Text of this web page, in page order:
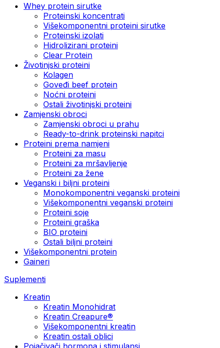
Whey protein sirutke
Proteinski koncentrati
Višekomponentni proteini sirutke
Proteinski izolati
Hidrolizirani proteini
Clear Protein
Životinjski proteini
Kolagen
Goveđi beef protein
Noćni proteini
Ostali životinjski proteini
Zamjenski obroci
Zamjenski obroci u prahu
Ready-to-drink proteinski napitci
Proteini prema namjeni
Proteini za masu
Proteini za mršavljenje
Proteini za žene
Veganski i biljni proteini
Monokomponentni veganski proteini
Višekomponentni veganski proteini
Proteini soje
Proteini graška
BIO proteini
Ostali biljni proteini
Višekomponentni protein
Gaineri
Suplementi
Kreatin
Kreatin Monohidrat
Kreatin Creapure®
Višekomponentni kreatin
Kreatin ostali oblici
Pojačivači hormona i stimulansi